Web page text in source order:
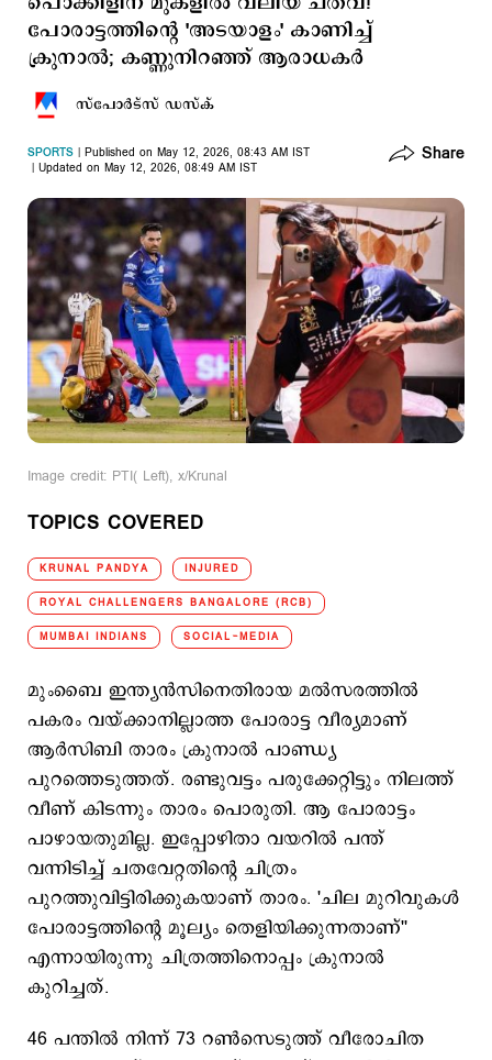
പോരാട്ടത്തിന്‍റെ 'അടയാളം' കാണിച്ച്
ക്രുനാല്‍; കണ്ണുനിറഞ്ഞ് ആരാധകര്‍
സ്പോര്‍ട്സ് ഡസ്ക്
SPORTS
Published on May 12, 2026, 08:43 AM IST
Updated on May 12, 2026, 08:49 AM IST
Share
Image credit: PTI( Left), x/Krunal
TOPICS COVERED
KRUNAL PANDYA INJURED
ROYAL CHALLENGERS BANGALORE (RCB)
MUMBAI INDIANS SOCIAL-MEDIA
മുംബൈ ഇന്ത്യന്‍സിനെതിരായ മല്‍സരത്തില്‍
പകരം വയ്ക്കാനില്ലാത്ത പോരാട്ട വീര്യമാണ്
ആര്‍സിബി താരം ക്രുനാല്‍ പാണ്ഡ്യ
പുറത്തെടുത്തത്. രണ്ടുവട്ടം പരുക്കേറ്റിട്ടും നിലത്ത്
വീണ് കിടന്നും താരം പൊരുതി. ആ പോരാട്ടം
പാഴായതുമില്ല. ഇപ്പോഴിതാ വയറില്‍ പന്ത്
വന്നിടിച്ച് ചതവേറ്റതിന്‍റെ ചിത്രം
പുറത്തുവിട്ടിരിക്കുകയാണ് താരം. 'ചില മുറിവുകള്‍
പോരാട്ടത്തിന്‍റെ മൂല്യം തെളിയിക്കുന്നതാണ്''
എന്നായിരുന്നു ചിത്രത്തിനൊപ്പം ക്രുനാല്‍
കുറിച്ചത്.
46 പന്തില്‍ നിന്ന് 73 റണ്‍സെടുത്ത് വീരോചിത